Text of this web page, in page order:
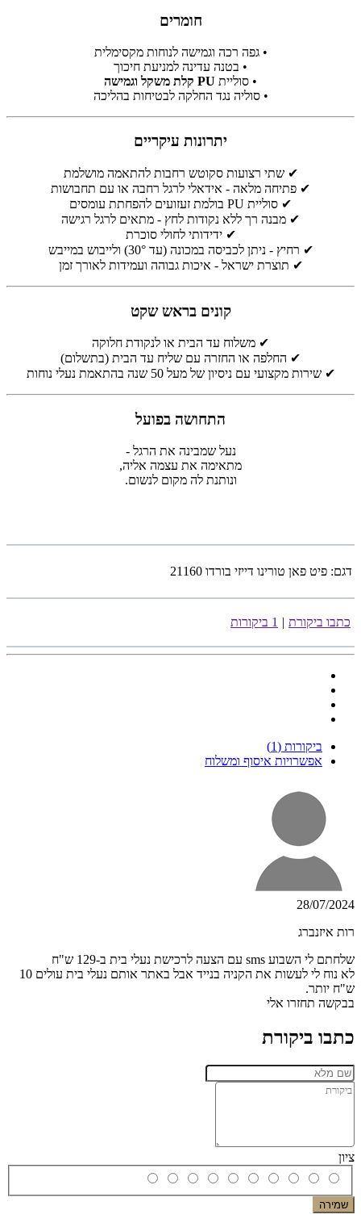
חומרים
• גפה רכה וגמישה לנוחות מקסימלית
• בטנה עדינה למניעת חיכוך
• סוליית PU קלת משקל וגמישה
• סוליה נגד החלקה לבטיחות בהליכה
יתרונות עיקריים
✔ שתי רצועות סקוטש רחבות להתאמה מושלמת
✔ פתיחה מלאה - אידאלי לרגל רחבה או עם תחבושות
✔ סוליית PU בולמת זעזועים להפחתת עומסים
✔ מבנה רך ללא נקודות לחץ - מתאים לרגל רגישה
✔ ידידותי לחולי סוכרת
✔ רחיץ - ניתן לכביסה במכונה (עד 30°) ולייבוש במייבש
✔ תוצרת ישראל - איכות גבוהה ועמידות לאורך זמן
קונים בראש שקט
✔ משלוח עד הבית או לנקודת חלוקה
✔ החלפה או החזרה עם שליח עד הבית (בתשלום)
✔ שירות מקצועי עם ניסיון של מעל 50 שנה בהתאמת נעלי נוחות
התחושה בפועל
נעל שמבינה את הרגל -
מתאימה את עצמה אליה,
ונותנת לה מקום לנשום.
דגם: פיט פאן טורינו דייזי בורדו 21160
כתבו ביקורת | 1 ביקורות
ביקורות (1)
אפשרויות איסוף ומשלוח
28/07/2024
רות איזנברג
שלחתם לי השבוע sms עם הצעה לרכישת נעלי בית ב-129 ש"ח
לא נוח לי לעשות את הקניה בנייד אבל באתר אותם נעלי בית עולים 10
ש"ח יותר.
בבקשה תחזרו אלי
כתבו ביקורת
ציון
שמירה